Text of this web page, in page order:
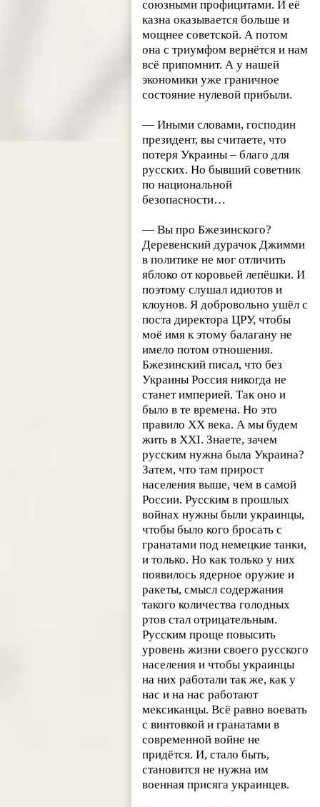
союзными профицитами. И её
казна оказывается больше и
мощнее советской. А потом
она с триумфом вернётся и нам
всё припомнит. А у нашей
экономики уже граничное
состояние нулевой прибыли.
— Иными словами, господин
президент, вы считаете, что
потеря Украины – благо для
русских. Но бывший советник
по национальной
безопасности…
— Вы про Бжезинского?
Деревенский дурачок Джимми
в политике не мог отличить
яблоко от коровьей лепёшки. И
поэтому слушал идиотов и
клоунов. Я добровольно ушёл с
поста директора ЦРУ, чтобы
моё имя к этому балагану не
имело потом отношения.
Бжезинский писал, что без
Украины Россия никогда не
станет империей. Так оно и
было в те времена. Но это
правило XX века. А мы будем
жить в XXI. Знаете, зачем
русским нужна была Украина?
Затем, что там прирост
населения выше, чем в самой
России. Русским в прошлых
войнах нужны были украинцы,
чтобы было кого бросать с
гранатами под немецкие танки,
и только. Но как только у них
появилось ядерное оружие и
ракеты, смысл содержания
такого количества голодных
ртов стал отрицательным.
Русским проще повысить
уровень жизни своего русского
населения и чтобы украинцы
на них работали так же, как у
нас и на нас работают
мексиканцы. Всё равно воевать
с винтовкой и гранатами в
современной войне не
придётся. И, стало быть,
становится не нужна им
военная присяга украинцев.